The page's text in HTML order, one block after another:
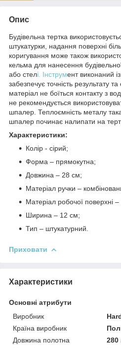
Опис
Будівельна тертка
штукатурки, надання поверхні
коригування може також
кельма для нанесення
або стелі. Інструмент виконаний
забезпечує точність результату
матеріал не боїться контакту з
не рекомендується
шпалер. Теплоємність металу
шпалер починає налипати на
Характеристики:
Колір - сірий;
Форма – прямокутна;
Довжина – 28 см;
Матеріал ручки –
Матеріал робочої поверхні
Ширина – 12 см;
Тип – штукатурний.
Приховати
Характеристики
Основні атрибути
Виробник
Країна виробник
Довжина полотна